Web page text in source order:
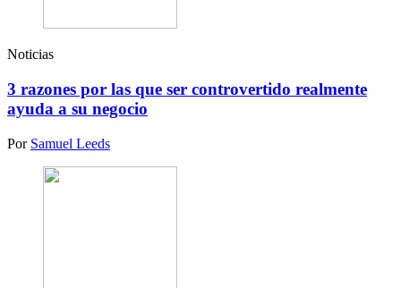
Noticias
3 razones por las que ser controvertido realmente
ayuda a su negocio
Por Samuel Leeds